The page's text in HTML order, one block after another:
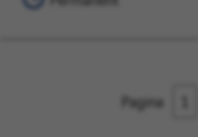
Pagina